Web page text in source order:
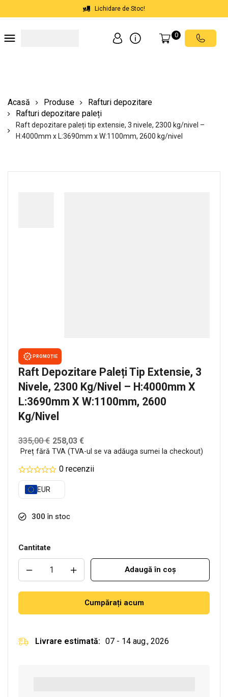
Lichidare de Stoc!
0
Acasă Produse
Rafturi depozitare
Rafturi depozitare paleți
Raft depozitare paleți tip extensie, 3 nivele, 2300 kg/nivel –
H:4000mm x L:3690mm x W:1100mm, 2600 kg/nivel
PROMOȚIE
Raft Depozitare Paleți Tip Extensie, 3
Nivele, 2300 Kg/nivel – H:4000mm X
L:3690mm X W:1100mm, 2600
Kg/nivel
335,00€ 258,03 €
Preț fără TVA (TVA-ul se va adăuga sumei la checkout)
0 recenzii
EUR
300 în stoc
Cantitate
Adaugă în coș
Cumpărați acum
Livrare estimată: 07 - 14 aug., 2026